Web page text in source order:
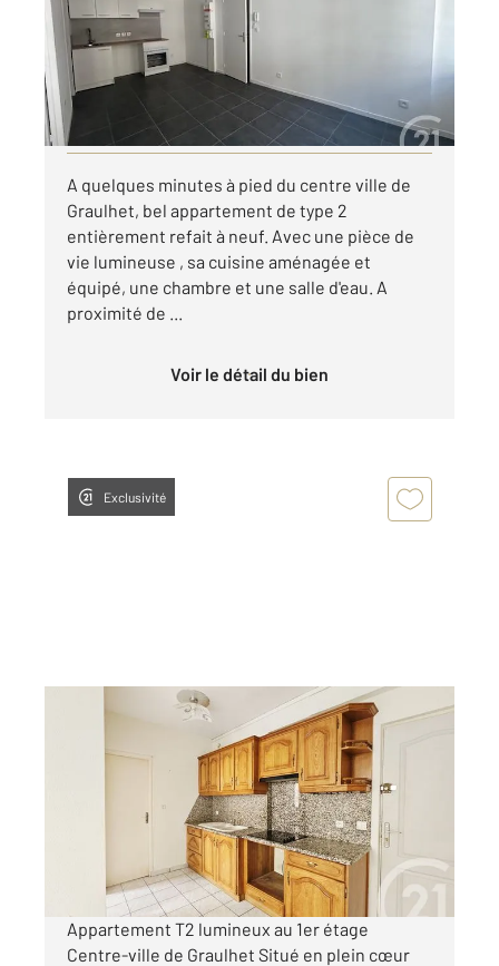
Appartement T2 à louer
400 €
par mois charges comprises
Visiter le site dédié
A quelques minutes à pied du centre ville de
Graulhet, bel appartement de type 2
entièrement refait à neuf. Avec une pièce de
vie lumineuse , sa cuisine aménagée et
équipé, une chambre et une salle d'eau. A
proximité de ...
Voir le détail du bien
Exclusivité
Ref : 13744
Appartement F2 à louer
420 €
par mois charges comprises
Appartement T2 lumineux au 1er étage
Centre-ville de Graulhet Situé en plein cœur